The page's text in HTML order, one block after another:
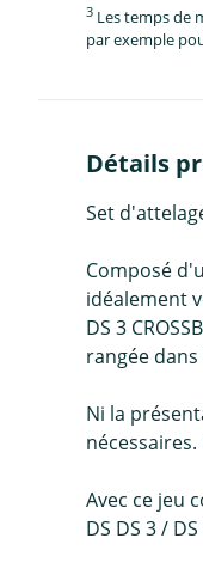
3 Les temps de
par exemple
Détails
Set
Composé
idéalement
DS 3
rangée
Ni la
Avec ce jeu
DS DS 3 / DS